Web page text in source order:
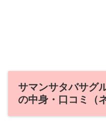
サマンサタバサグ
の中身・口コミ（